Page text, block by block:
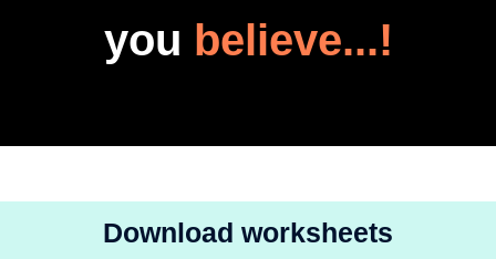
you believe...!
Download worksheets